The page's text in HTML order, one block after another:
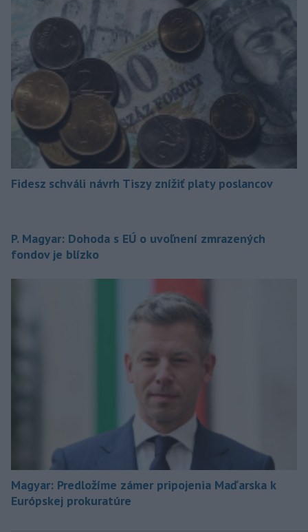
Fidesz schváli návrh Tiszy znížiť platy poslancov
P. Magyar: Dohoda s EÚ o uvoľnení zmrazených
fondov je blízko
Magyar: Predložíme zámer pripojenia Maďarska k
Európskej prokuratúre